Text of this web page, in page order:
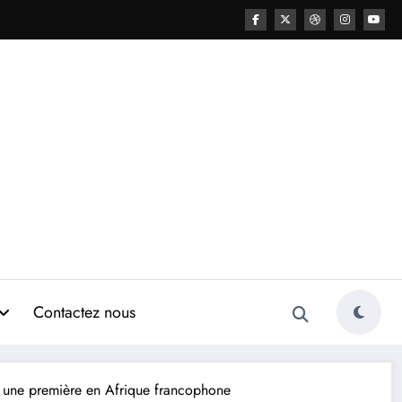
Contactez nous
première en Afrique francophone